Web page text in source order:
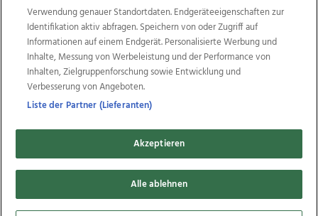
Weitere Angebote des Medienhauses Wimmer
TV1 di-mog-i.at OÖNow
Ischler Woche
Life Radio
OÖNachrichten
OÖN Immobilien
OÖN Karriere
OÖN Reise
Promenaden Galerien
Regionaljobs
wasistlos.at
Copyrights © 2026 Tips Zeitungs GmbH & Co KG
developed by11x11.net
Verwendung genauer Standortdaten. Endgeräteeigenschaften zur
Identifikation aktiv abfragen. Speichern von oder Zugriff auf
Informationen auf einem Endgerät. Personalisierte Werbung und
Inhalte, Messung von Werbeleistung und der Performance von
Inhalten, Zielgruppenforschung sowie Entwicklung und
Verbesserung von Angeboten.
Liste der Partner (Lieferanten)
Akzeptieren
Alle ablehnen